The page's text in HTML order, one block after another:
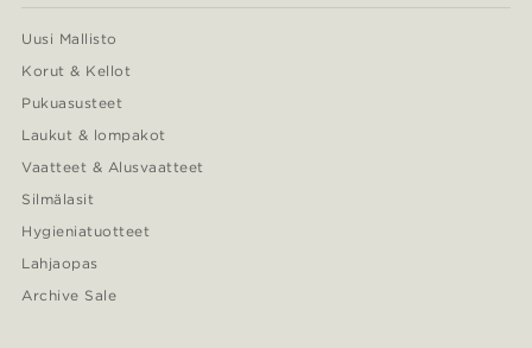
Uusi Mallisto
Korut & Kellot
Pukuasusteet
Laukut & lompakot
Vaatteet & Alusvaatteet
Silmälasit
Hygieniatuotteet
Lahjaopas
Archive Sale